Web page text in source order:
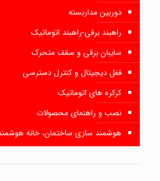
دوربین مداربسته
راهبند برقی-راهبند اتوماتیک
سایبان برقی و سقف متحرک
قفل دیجیتال و کنترل دسترسی
کرکره های اتوماتیک
نصب و راهنمای محصولات
هوشمند سازی ساختمان، خانه